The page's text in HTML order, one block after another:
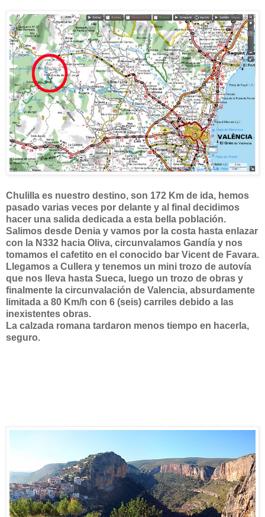
Chulilla es nuestro destino, son 172 Km de ida, hemos
pasado varias veces por delante y al final decidimos
hacer una salida dedicada a esta bella población.
Salimos desde Denia y vamos por la costa hasta enlazar
con la N332 hacia Oliva, circunvalamos Gandía y nos
tomamos el cafetito en el conocido bar Vicent de Favara.
Llegamos a Cullera y tenemos un mini trozo de autovía
que nos lleva hasta Sueca, luego un trozo de obras y
finalmente la circunvalación de Valencia, absurdamente
limitada a 80 Km/h con 6 (seis) carriles debido a las
inexistentes obras.
La calzada romana tardaron menos tiempo en hacerla,
seguro.